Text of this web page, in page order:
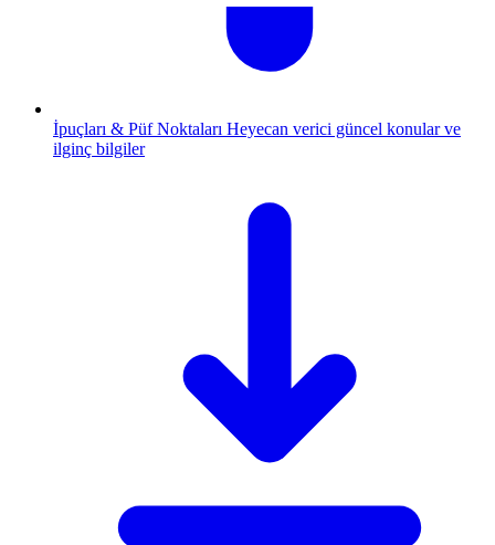
İpuçları & Püf Noktaları Heyecan verici güncel konular ve
ilginç bilgiler